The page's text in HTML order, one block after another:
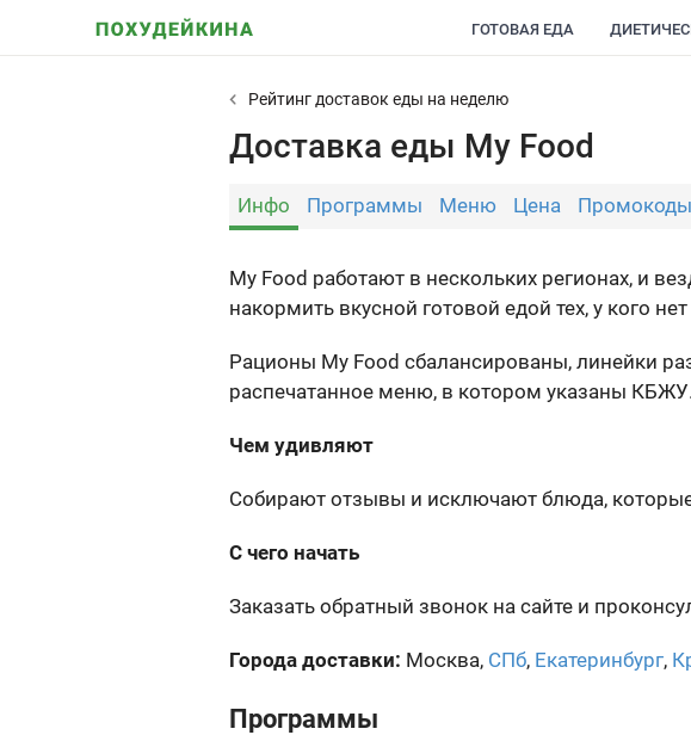
ГОТОВАЯ ЕДА
Рейтинг доставок еды на неделю
Доставка еды My Food
Инфо Программы Меню Цена Промокоды
My Food работают в нескольких регионах, и
накормить вкусной готовой едой тех, у кого
Рационы My Food сбалансированы, линейки
распечатанное меню, в котором указаны КБЖУ.
Чем удивляют
Собирают отзывы и исключают блюда,
С чего начать
Заказать обратный звонок на сайте и
Города доставки: Москва, СПб, Екатеринбург,
Программы